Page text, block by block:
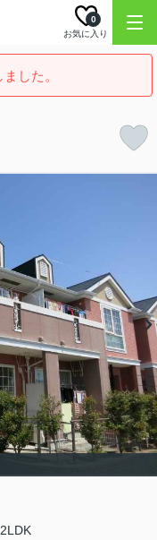
お気に入り
0
した。
2LDK